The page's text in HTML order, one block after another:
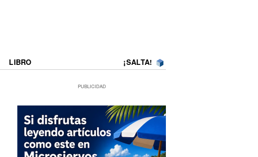
LIBRO ¡SALTA!
PUBLICIDAD